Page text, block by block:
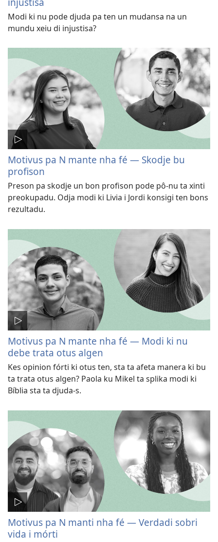
Modi ki nu pode djuda pa ten un mudansa na un
mundu xeiu di injustisa?
Motivus pa N mante nha fé — Skodje bu
profison
Preson pa skodje un bon profison pode pô-nu ta xinti
preokupadu. Odja modi ki Livia i Jordi konsigi ten bons
rezultadu.
Motivus pa N mante nha fé — Modi ki nu
debe trata otus algen
Kes opinion fórti ki otus ten, sta ta afeta manera ki bu
ta trata otus algen? Paola ku Mikel ta splika modi ki
Bíblia sta ta djuda-s.
Motivus pa N manti nha fé — Verdadi sobri
vida i mórti